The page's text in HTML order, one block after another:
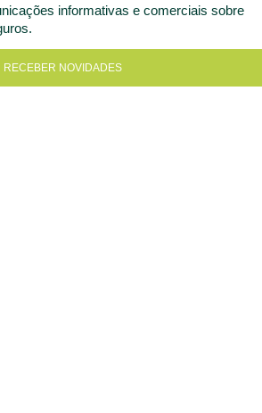
informativas e comerciais sobre
RECEBER NOVIDADES